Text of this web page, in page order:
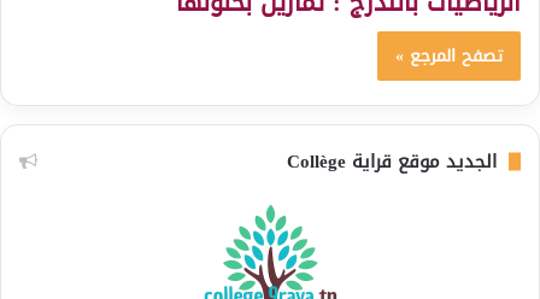
تصفح المرجع »
الجديد موقع قراية Collège